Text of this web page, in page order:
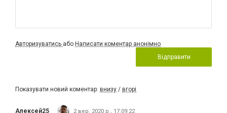
Авторизуватись або Написати коментар анонімно
Відправити
Показувати новий коментар: внизу / вгорі
Алексей25 2 вер. 2020 р., 17:09:22